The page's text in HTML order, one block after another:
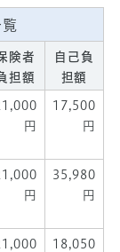
険者
担額
自己負
担額
円
17,500
円
円
35,980
円
18,050